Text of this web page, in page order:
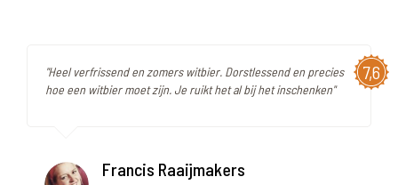
7,6
"Heel verfrissend en zomers witbier. Dorstlessend en precies
hoe een witbier moet zijn. Je ruikt het al bij het inschenken"
Francis Raaijmakers